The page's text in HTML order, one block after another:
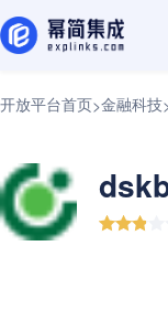
开放平台首页>金融科技